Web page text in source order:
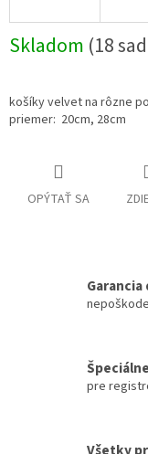
Skladom (18
košíky velvet na rôzne
priemer: 20cm, 28cm
OPÝTAŤ SA
pre